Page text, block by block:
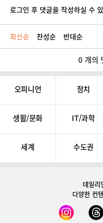
로그인 후 댓글을 작성하실 수
최신순 찬성순 반대순
0 개의
오피니언 정치
생활/문화 IT/과학
세계 수도권
데일
다양한 컨